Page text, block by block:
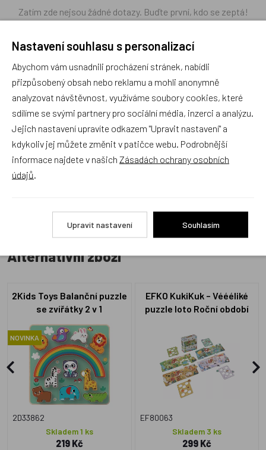
Zatím zde nejsou žádné dotazy. Buďte první, kdo se zeptá!
Recenze
Produkt zatím nemá žádné hodnocení,buďte první, kdo
produkt ohodnotí!
Alternativní zboží
2Kids Toys Balanční puzzle
se zvířátky 2 v 1
NOVINKA
2D33862
Skladem 1 ks
219 Kč
EFKO KukiKuk – Véééliké
puzzle loto Roční období
EF80063
Skladem 3 ks
299 Kč
Nastavení souhlasu s personalizací
Abychom vám usnadnili procházení stránek, nabídli
přizpůsobený obsah nebo reklamu a mohli anonymně
analyzovat návštěvnost, využíváme soubory cookies, které
sdílíme se svými partnery pro sociální média, inzerci a analýzu.
Jejich nastavení upravíte odkazem "Upravit nastavení" a
kdykoliv jej můžete změnit v patičce webu. Podrobnější
informace najdete v našich Zásadách ochrany osobních
údajů
Upravit nastavení Souhlasím